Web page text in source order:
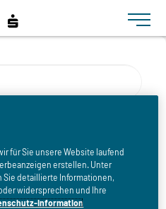
Toggle
für Sie unsere Website laufend
erstellen. Unter
Sie detaillierte Informationen,
widersprechen und Ihre
Information